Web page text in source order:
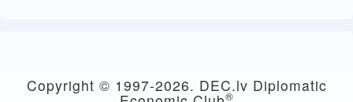
Copyright © 1997-2026. DEC.lv Diplomatic
®